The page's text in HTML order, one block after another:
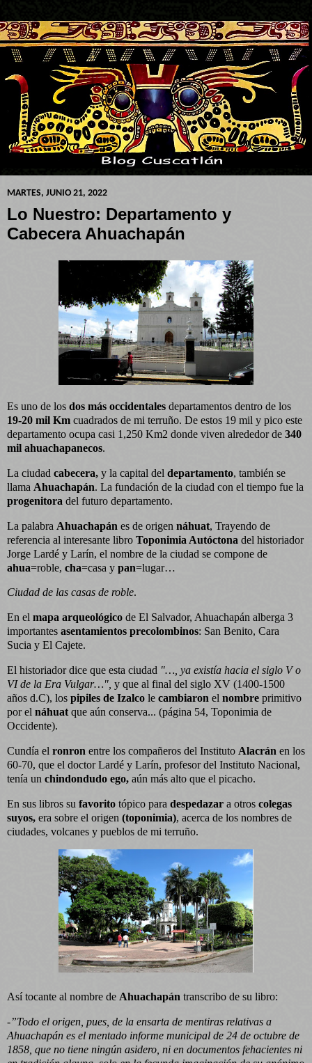
MARTES, JUNIO 21, 2022
Lo Nuestro: Departamento y
Cabecera Ahuachapán
Es uno de los dos más occidentales departamentos dentro de los
19-20 mil Km cuadrados de mi terruño. De estos 19 mil y pico este
departamento ocupa casi 1,250 Km2 donde viven alrededor de 340
mil ahuachapanecos.
La ciudad cabecera, y la capital del departamento, también se
llama Ahuachapán. La fundación de la ciudad con el tiempo fue la
progenitora del futuro departamento.
La palabra Ahuachapán es de origen náhuat, Trayendo de
referencia al interesante libro Toponimia Autóctona del historiador
Jorge Lardé y Larín, el nombre de la ciudad se compone de
ahua=roble, cha=casa y pan=lugar…
Ciudad de las casas de roble.
En el mapa arqueológico de El Salvador, Ahuachapán alberga 3
importantes asentamientos precolombinos: San Benito, Cara
Sucia y El Cajete.
El historiador dice que esta ciudad "…, ya existía hacia el siglo V o
VI de la Era Vulgar…", y que al final del siglo XV (1400-1500
años d.C), los pipiles de Izalco le cambiaron el nombre primitivo
por el náhuat que aún conserva... (página 54, Toponimia de
Occidente).
Cundía el ronron entre los compañeros del Instituto Alacrán en los
60-70, que el doctor Lardé y Larín, profesor del Instituto Nacional,
tenía un chindondudo ego, aún más alto que el picacho.
En sus libros su favorito tópico para despedazar a otros colegas
suyos, era sobre el origen (toponimia), acerca de los nombres de
ciudades, volcanes y pueblos de mi terruño.
Así tocante al nombre de Ahuachapán transcribo de su libro:
-”Todo el origen, pues, de la ensarta de mentiras relativas a
Ahuachapán es el mentado informe municipal de 24 de octubre de
1858, que no tiene ningún asidero, ni en documentos fehacientes ni